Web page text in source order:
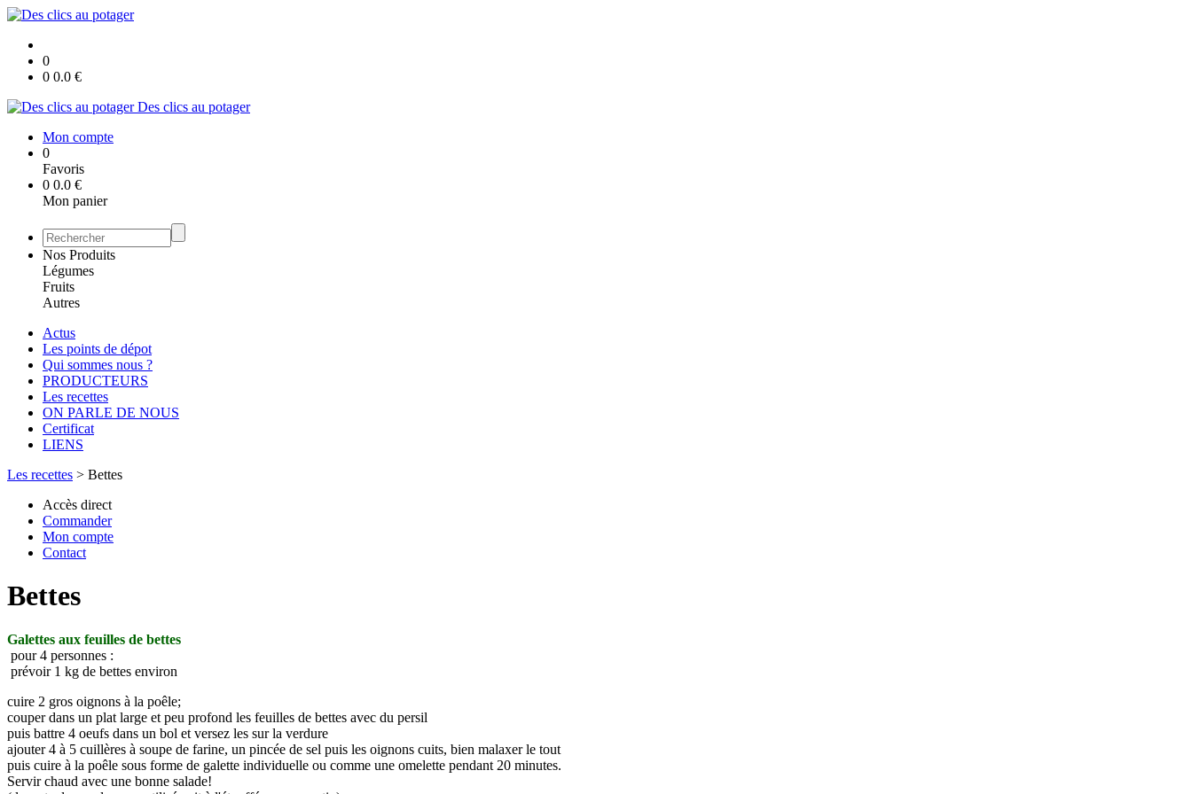
0
0 0.0 €
Des clics au potager
Mon compte
0
Favoris
0 0.0 €
Mon panier
Nos Produits
Légumes
Fruits
Autres
Actus
Les points de dépot
Qui sommes nous ?
PRODUCTEURS
Les recettes
ON PARLE DE NOUS
Certificat
LIENS
Les recettes > Bettes
Accès direct
Commander
Mon compte
Contact
Bettes
Galettes aux feuilles de bettes
pour 4 personnes :
prévoir 1 kg de bettes environ
cuire 2 gros oignons à la poêle;
couper dans un plat large et peu profond les feuilles de bettes avec du persil
puis battre 4 oeufs dans un bol et versez les sur la verdure
ajouter 4 à 5 cuillères à soupe de farine, un pincée de sel puis les oignons cuits, bien malaxer le tout
puis cuire à la poêle sous forme de galette individuelle ou comme une omelette pendant 20 minutes.
Servir chaud avec une bonne salade!